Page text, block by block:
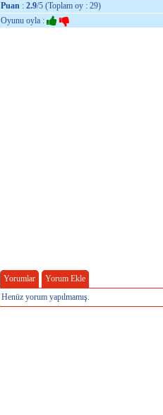
Puan : 2.9/5 (Toplam oy : 29)
Oyunu oyla :
Yorumlar
Yorum Ekle
Henüz yorum yapılmamış.